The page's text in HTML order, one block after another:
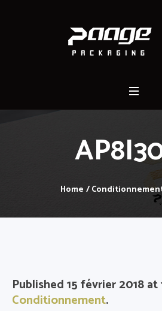
Home /
Published15 février 2018at
Conditionnement.